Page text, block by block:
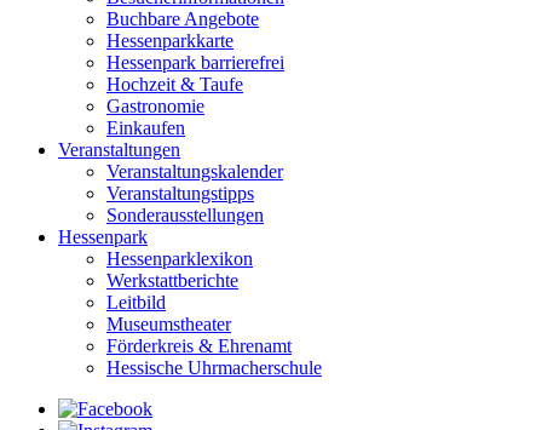
Buchbare Angebote
Hessenparkkarte
Hessenpark barrierefrei
Hochzeit & Taufe
Gastronomie
Einkaufen
Veranstaltungen
Veranstaltungskalender
Veranstaltungstipps
Sonderausstellungen
Hessenpark
Hessenparklexikon
Werkstattberichte
Leitbild
Museumstheater
Förderkreis & Ehrenamt
Hessische Uhrmacherschule